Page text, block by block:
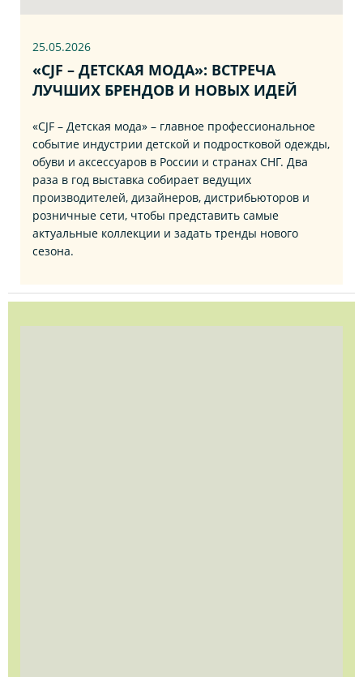
25.05.2026
«CJF – ДЕТСКАЯ МОДА»: ВСТРЕЧА
ЛУЧШИХ БРЕНДОВ И НОВЫХ ИДЕЙ
«CJF – Детская мода» – главное профессиональное
событие индустрии детской и подростковой одежды,
обуви и аксессуаров в России и странах СНГ. Два
раза в год выставка собирает ведущих
производителей, дизайнеров, дистрибьюторов и
розничные сети, чтобы представить самые
актуальные коллекции и задать тренды нового
сезона.